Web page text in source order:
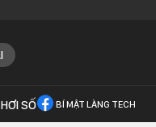
SỐ BÍ MẬT LÀNG TECH